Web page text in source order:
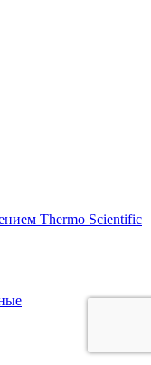
Thermo Scientific